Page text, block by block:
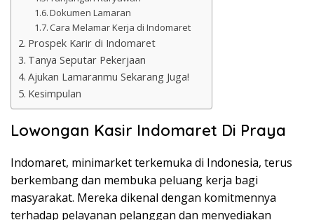
Dokumen Lamaran
Cara Melamar Kerja di Indomaret
Prospek Karir di Indomaret
Tanya Seputar Pekerjaan
Ajukan Lamaranmu Sekarang Juga!
Kesimpulan
Lowongan Kasir Indomaret Di Praya
Indomaret, minimarket terkemuka di Indonesia, terus
berkembang dan membuka peluang kerja bagi
masyarakat. Mereka dikenal dengan komitmennya
terhadap pelayanan pelanggan dan menyediakan